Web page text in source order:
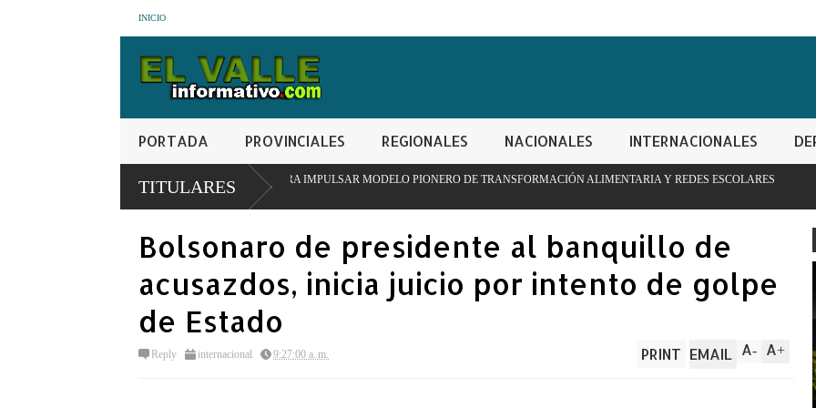
INICIO
PORTADA PROVINCIALES REGIONALES NACIONALES INTERNACIONALES
TITULARES
EN SAN JUAN PARA IMPULSAR MODELO PIONERO DE TRANSFORMACIÓN ALIMENTARIA Y REDES ESCOLARES
PN apresa hombre
Bolsonaro de presidente al banquillo de
acusazdos, inicia juicio por intento de golpe
de Estado
Reply internacional 9:27:00 a. m. A+
A-
PRINT EMAIL